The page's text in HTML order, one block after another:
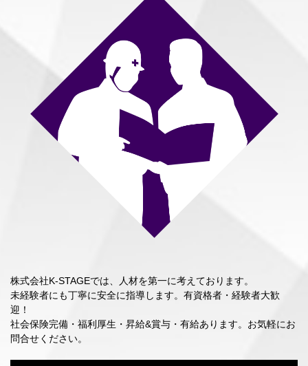
株式会社K-STAGEでは、人材を第一に考えております。
未経験者にも丁寧に安全に指導します。有資格者・経験者大歓
迎！
社会保険完備・福利厚生・昇給&賞与・有給あります。お気軽にお
問合せください。